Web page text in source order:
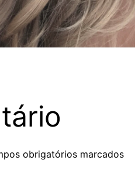
obrigatórios marcados